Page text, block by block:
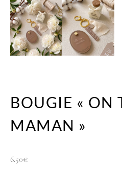
BOUGIE « ON
MAMAN »
6.50€